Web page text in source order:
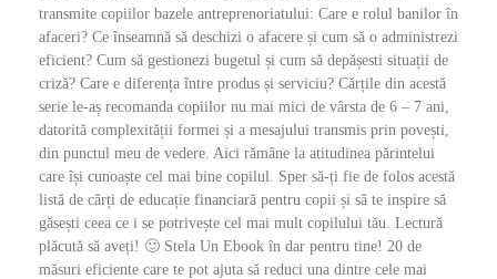
transmite copiilor bazele antreprenoriatului: Care e rolul banilor în
afaceri? Ce înseamnă să deschizi o afacere și cum să o administrezi
eficient? Cum să gestionezi bugetul și cum să depășesti situații de
criză? Care e diferența între produs și serviciu? Cărțile din acestă
serie le-aș recomanda copiilor nu mai mici de vârsta de 6 – 7 ani,
datorită complexității formei și a mesajului transmis prin povești,
din punctul meu de vedere. Aici rămâne la atitudinea părintelui
care își cunoaște cel mai bine copilul. Sper să-ți fie de folos acestă
listă de cărți de educație financiară pentru copii și să te inspire să
găsești ceea ce i se potrivește cel mai mult copilului tău. Lectură
plăcută să aveți! 🙂 Stela Un Ebook în dar pentru tine! 20 de
măsuri eficiente care te pot ajuta să reduci una dintre cele mai